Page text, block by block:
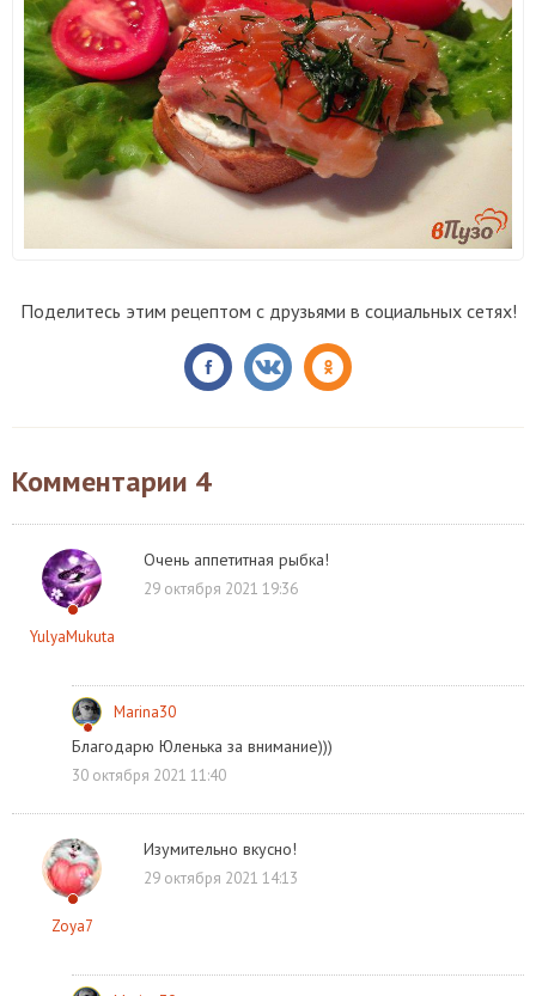
Поделитесь этим рецептом с друзьями в социальных сетях!
Комментарии 4
YulyaMukuta
Очень аппетитная рыбка!
29 октября 2021 19:36
Marina30
Благодарю Юленька за внимание)))
30 октября 2021 11:40
Zoya7
Изумительно вкусно!
29 октября 2021 14:13